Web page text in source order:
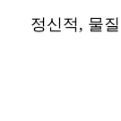
정신적, 물